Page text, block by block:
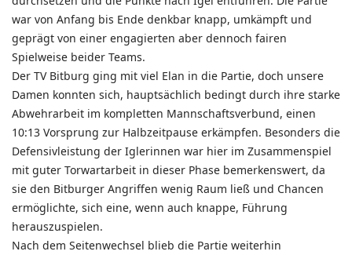
war von Anfang bis Ende denkbar knapp, umkämpft und
geprägt von einer engagierten aber dennoch fairen
Spielweise beider Teams.
Der TV Bitburg ging mit viel Elan in die Partie, doch unsere
Damen konnten sich, hauptsächlich bedingt durch ihre starke
Abwehrarbeit im kompletten Mannschaftsverbund, einen
10:13 Vorsprung zur Halbzeitpause erkämpfen. Besonders die
Defensivleistung der Iglerinnen war hier im Zusammenspiel
mit guter Torwartarbeit in dieser Phase bemerkenswert, da
sie den Bitburger Angriffen wenig Raum ließ und Chancen
ermöglichte, sich eine, wenn auch knappe, Führung
herauszuspielen.
Nach dem Seitenwechsel blieb die Partie weiterhin